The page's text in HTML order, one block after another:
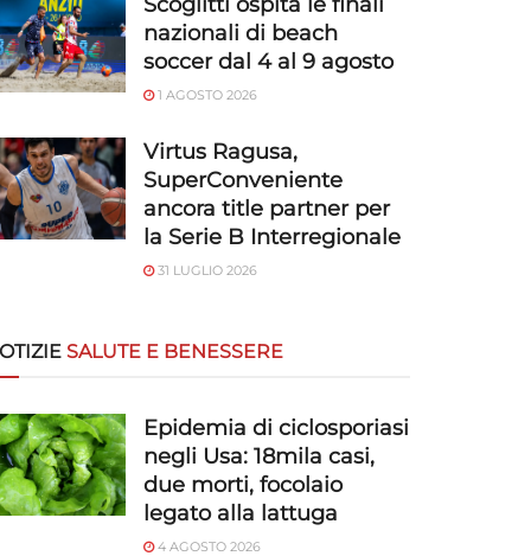
nazionali di beach
soccer dal 4 al 9 agosto
1 AGOSTO 2026
Virtus Ragusa,
SuperConveniente
ancora title partner per
la Serie B Interregionale
31 LUGLIO 2026
SALUTE E BENESSERE
Epidemia di ciclosporiasi
negli Usa: 18mila casi,
due morti, focolaio
legato alla lattuga
4 AGOSTO 2026